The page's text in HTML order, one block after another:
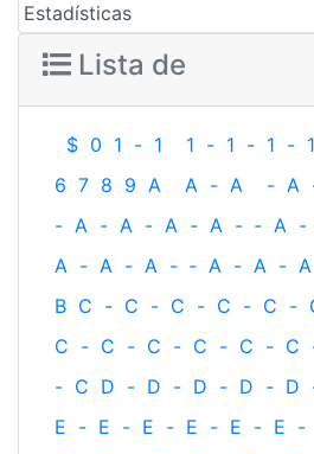
Estadísticas
Lista de
$ 0 1 - 1 1 - 1 - 1 - 1
6 7 8 9 A A - A - A
- A - A - A - A - ‐ A -
A - A - A - ‐ A - A - A
B C - C - C - C - C -
C - C - C - C - C - C
- C D - D - D - D - D
E - E - E - E - E - E -